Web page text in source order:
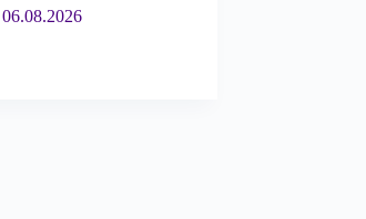
06.08.2026